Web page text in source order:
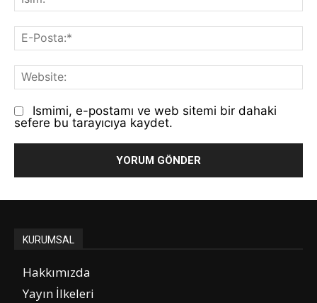
E-
Ismimi, e-postamı ve web sitemi bir dahaki
sefere bu tarayıcıya kaydet.
KURUMSAL
Hakkımızda
Yayın İlkeleri